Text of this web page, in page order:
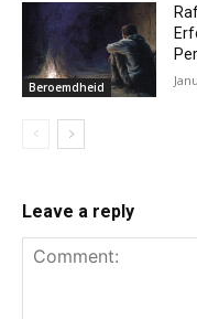
Beroemdheid
Leave a reply